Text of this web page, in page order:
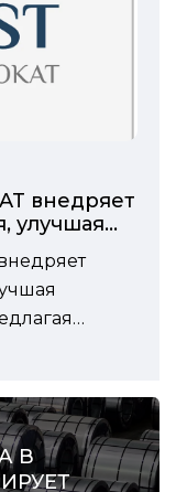
внедряет
улучшая
В